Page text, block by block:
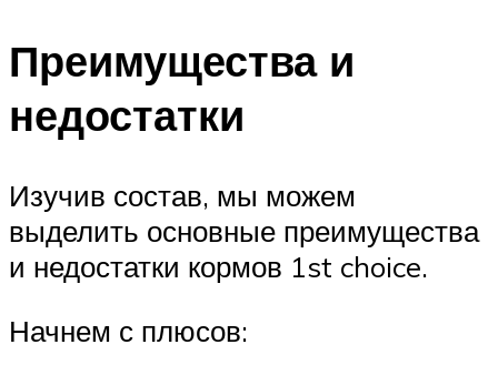
Преимущества и
недостатки
Изучив состав, мы можем
выделить основные преимущества
и недостатки кормов 1st choice.
Начнем с плюсов: